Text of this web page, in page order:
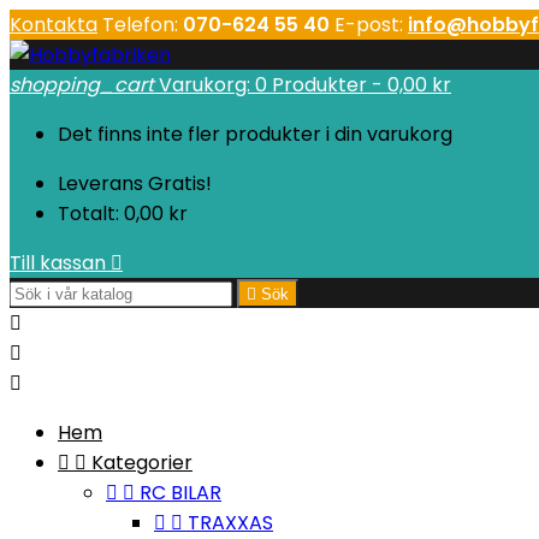
Kontakta Telefon: 070-624 55 40 E-post:
shopping_cartVarukorg: 0 Produkter - 0,00 kr
Det finns inte fler produkter i din varukorg
Leverans Gratis!
Totalt: 0,00 kr
Till kassan 
 Sök



Hem
  Kategorier
  RC BILAR
  TRAXXAS